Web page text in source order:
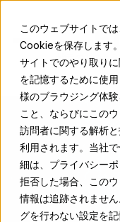
このウェブサイトで
Cookieを保存します
サイトでのやり取り
を記憶するために使
様のブラウジング体
こと、ならびにこの
訪問者に関する解析
利用されます。当社
細は、プライバシーポ
拒否した場合、この
情報は追跡されませ
グを行わない設定を
地元の人のよう